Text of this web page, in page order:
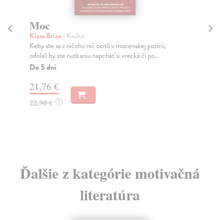
Moc
Klaas Brian | Kniha
Keby ste sa z ničoho nič ocitli v mocenskej pozícii,
odolali by ste nutkaniu napchať si vrecká či po...
Do 5 dní
21,76 €
22,90 € ?
Ďalšie z kategórie motivačná
literatúra